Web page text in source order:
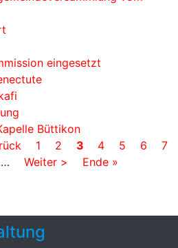
eingesetzt
Büttikon
Page
1 Page
2
Aktuelle
Seite
3 Page
4 Page
5 Page
6
7
…
Nächste
Weiter >
Letzte
Ende »